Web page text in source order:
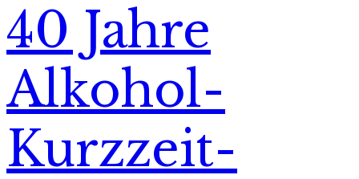
40 Jahre
Alkohol-
Kurzzeit-